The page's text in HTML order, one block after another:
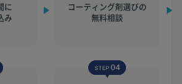
に
み
コーティング剤選びの
無料相談